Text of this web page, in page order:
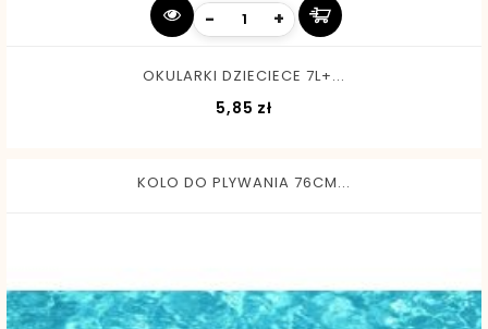
- +
OKULARKI DZIECIECE 7L+...
5,85 zł
KOLO DO PLYWANIA 76CM...